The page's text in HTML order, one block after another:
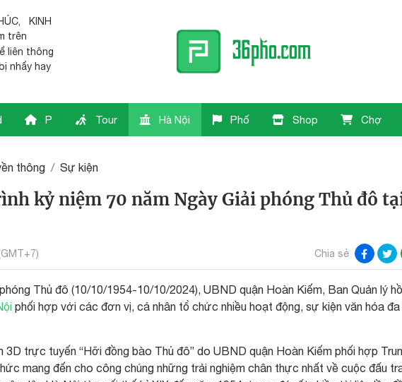
,
KINH
trên
liên thông
nhẩy hay
P Tour Hà Nội Phố Shop Chợ
thông Sự kiện
kỷ niệm 70 năm Ngày Giải phóng Thủ đô
Chia sẻ
Thủ đô (10/10/1954-10/10/2024), UBND quận Hoàn Kiếm, Ban Quản lý hồ
phối hợp với các đơn vị, cá nhân tổ chức nhiều hoạt động, sự kiện văn hóa đa
3D trực tuyến “Hỡi đồng bào Thủ đô” do UBND quận Hoàn Kiếm phối hợp
mang đến cho công chúng những trải nghiệm chân thực nhất về cuộc đấu